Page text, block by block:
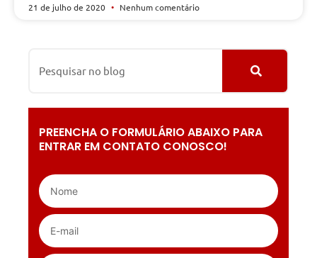
21 de julho de 2020 Nenhum comentário
PREENCHA O FORMULÁRIO ABAIXO PARA
ENTRAR EM CONTATO CONOSCO!